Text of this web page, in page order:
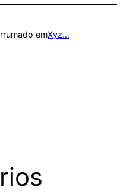
emXyz…